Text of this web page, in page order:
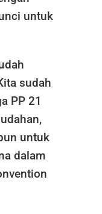
untuk
sudah
PP 21
untuk
dalam